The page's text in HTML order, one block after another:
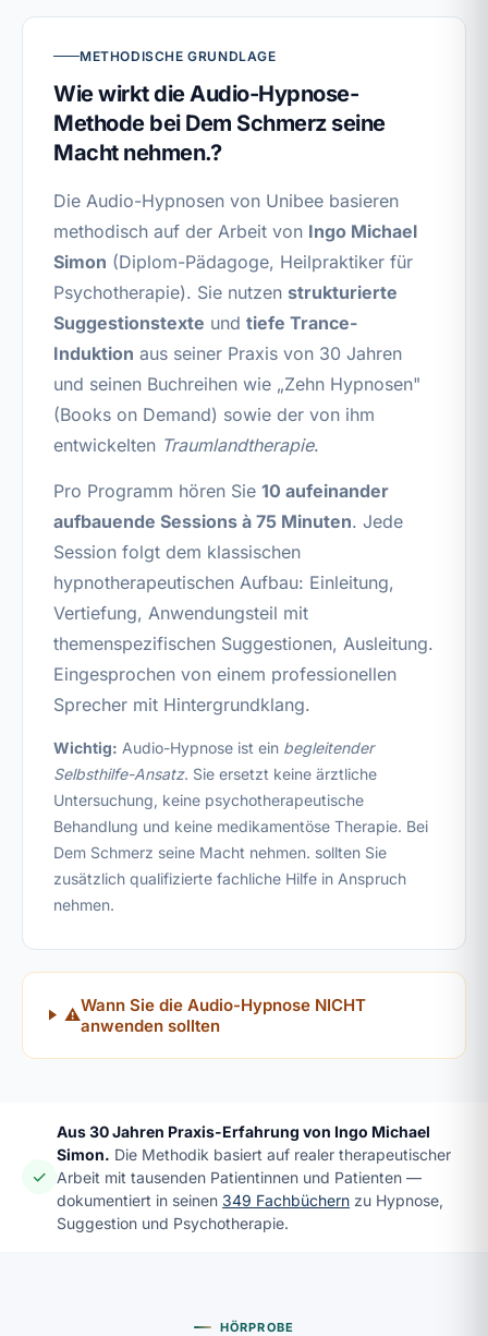
METHODISCHE GRUNDLAGE
Wie wirkt die Audio-Hypnose-
Methode bei Dem Schmerz seine
Macht nehmen.?
Die Audio-Hypnosen von Unibee basieren
methodisch auf der Arbeit von Ingo Michael
Simon (Diplom-Pädagoge, Heilpraktiker für
Psychotherapie). Sie nutzen strukturierte
Suggestionstexte und tiefe Trance-
Induktion aus seiner Praxis von 30 Jahren
und seinen Buchreihen wie „Zehn Hypnosen"
(Books on Demand) sowie der von ihm
entwickelten Traumlandtherapie.
Pro Programm hören Sie 10 aufeinander
aufbauende Sessions à 75 Minuten. Jede
Session folgt dem klassischen
hypnotherapeutischen Aufbau: Einleitung,
Vertiefung, Anwendungsteil mit
themenspezifischen Suggestionen, Ausleitung.
Eingesprochen von einem professionellen
Sprecher mit Hintergrundklang.
Wichtig: Audio-Hypnose ist ein begleitender
Selbsthilfe-Ansatz. Sie ersetzt keine ärztliche
Untersuchung, keine psychotherapeutische
Behandlung und keine medikamentöse Therapie. Bei
Dem Schmerz seine Macht nehmen. sollten Sie
zusätzlich qualifizierte fachliche Hilfe in Anspruch
nehmen.
⚠️Wann Sie die Audio-Hypnose NICHT
anwenden sollten
✓
Aus 30 Jahren Praxis-Erfahrung von Ingo Michael
Simon. Die Methodik basiert auf realer therapeutischer
Arbeit mit tausenden Patientinnen und Patienten —
dokumentiert in seinen 349 Fachbüchern zu Hypnose,
Suggestion und Psychotherapie.
HÖRPROBE